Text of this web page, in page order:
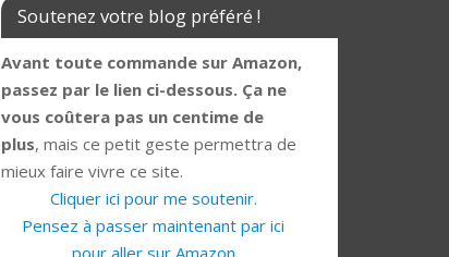
Soutenez votre blog préféré !
Avant toute commande sur Amazon,
passez par le lien ci-dessous. Ça ne
vous coûtera pas un centime de
plus, mais ce petit geste permettra de
mieux faire vivre ce site.
Cliquer ici pour me soutenir.
Pensez à passer maintenant par ici
pour aller sur Amazon